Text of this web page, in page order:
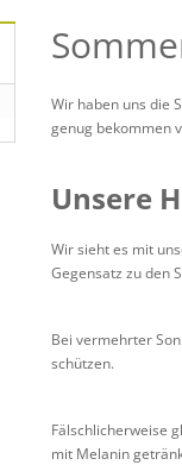
Wir haben uns die
genug bekommen
Unsere
Wir sieht es mit
Gegensatz zu den
Bei vermehrter
schützen.
Fälschlicherweise
mit Melanin